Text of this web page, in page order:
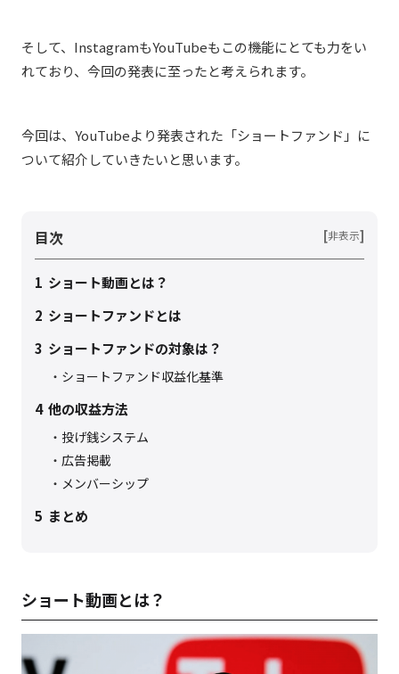
そして、InstagramもYouTubeもこの機能にとても力をい
れており、今回の発表に至ったと考えられます。
今回は、YouTubeより発表された「ショートファンド」に
ついて紹介していきたいと思います。
目次 [非表示]
1 ショート動画とは？
2 ショートファンドとは
3 ショートファンドの対象は？
ショートファンド収益化基準
4 他の収益方法
投げ銭システム
広告掲載
メンバーシップ
5 まとめ
ショート動画とは？